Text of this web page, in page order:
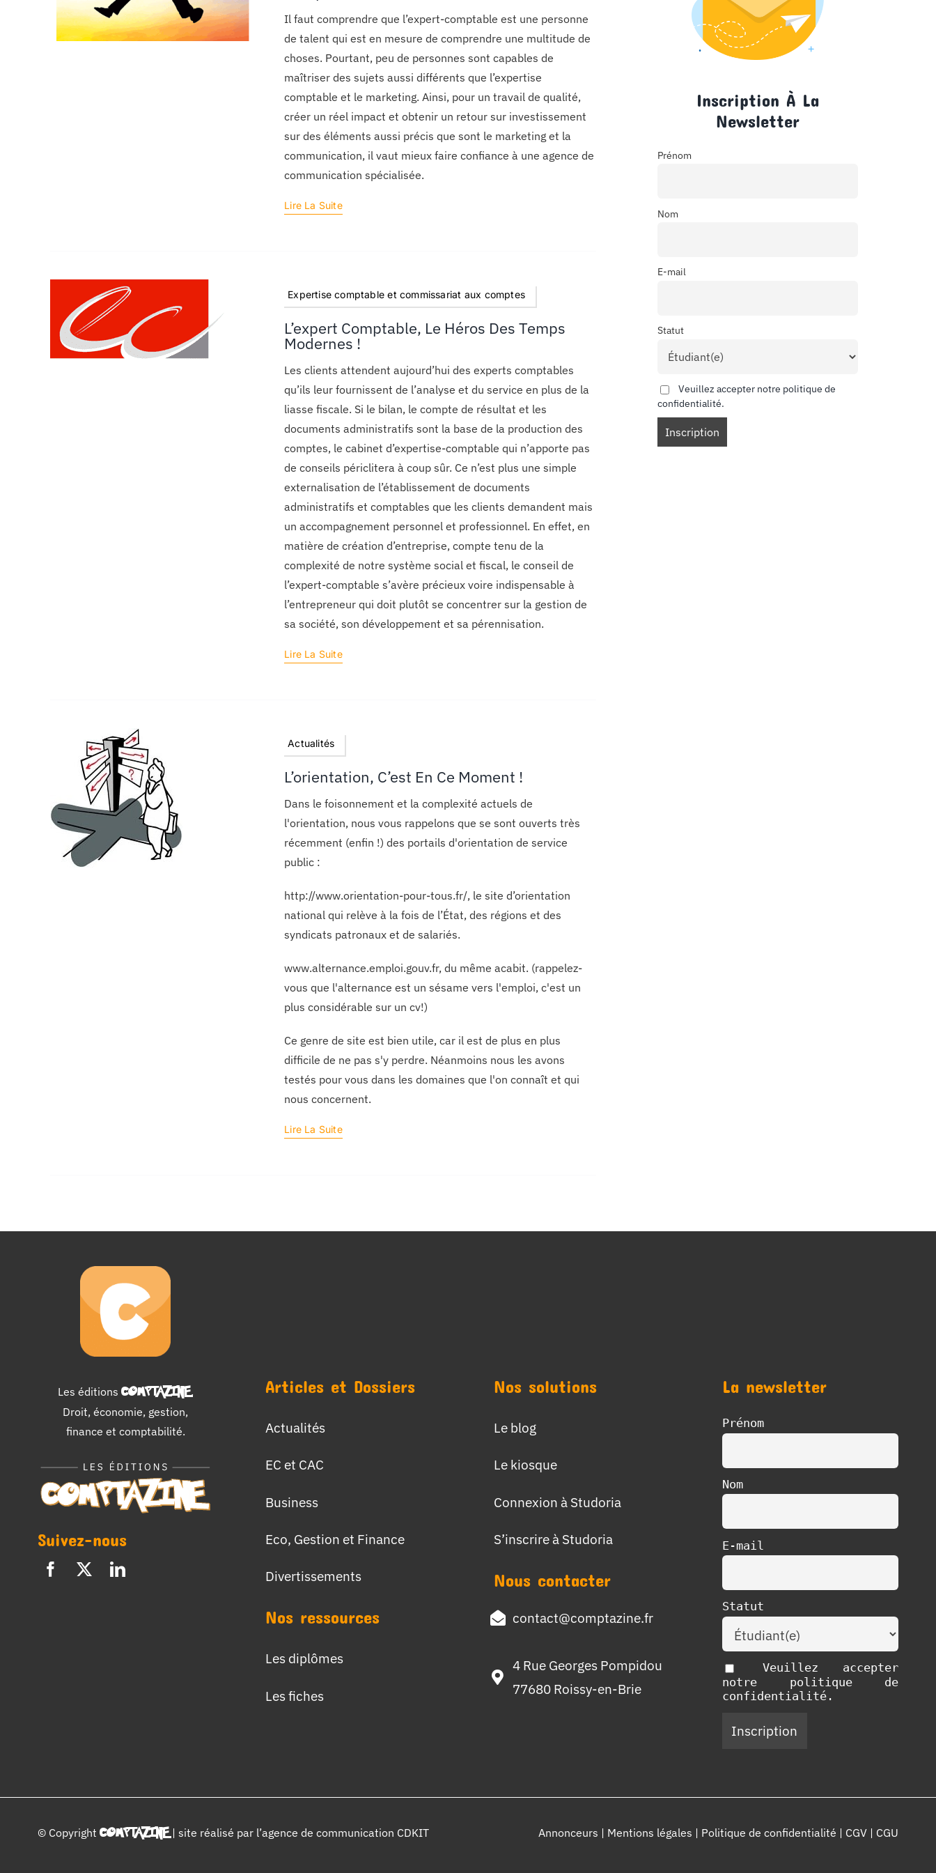
Il faut comprendre que l’expert-comptable est une personne
de talent qui est en mesure de comprendre une multitude de
choses. Pourtant, peu de personnes sont capables de
maîtriser des sujets aussi différents que l’expertise
comptable et le marketing. Ainsi, pour un travail de qualité,
créer un réel impact et obtenir un retour sur investissement
sur des éléments aussi précis que sont le marketing et la
communication, il vaut mieux faire confiance à une agence de
communication spécialisée.
Lire La Suite
Expertise comptable et commissariat aux comptes
L’expert Comptable, Le Héros Des Temps
Modernes !
Les clients attendent aujourd’hui des experts comptables
qu’ils leur fournissent de l’analyse et du service en plus de la
liasse fiscale. Si le bilan, le compte de résultat et les
documents administratifs sont la base de la production des
comptes, le cabinet d’expertise-comptable qui n’apporte pas
de conseils périclitera à coup sûr. Ce n’est plus une simple
externalisation de l’établissement de documents
administratifs et comptables que les clients demandent mais
un accompagnement personnel et professionnel. En effet, en
matière de création d’entreprise, compte tenu de la
complexité de notre système social et fiscal, le conseil de
l’expert-comptable s’avère précieux voire indispensable à
l’entrepreneur qui doit plutôt se concentrer sur la gestion de
sa société, son développement et sa pérennisation.
Lire La Suite
Actualités
L’orientation, C’est En Ce Moment !
Dans le foisonnement et la complexité actuels de
l'orientation, nous vous rappelons que se sont ouverts très
récemment (enfin !) des portails d'orientation de service
public :
http://www.orientation-pour-tous.fr/, le site d’orientation
national qui relève à la fois de l’État, des régions et des
syndicats patronaux et de salariés.
www.alternance.emploi.gouv.fr, du même acabit. (rappelez-
vous que l'alternance est un sésame vers l'emploi, c'est un
plus considérable sur un cv!)
Ce genre de site est bien utile, car il est de plus en plus
difficile de ne pas s'y perdre. Néanmoins nous les avons
testés pour vous dans les domaines que l'on connaît et qui
nous concernent.
Lire La Suite
Inscription À La
Newsletter
Prénom
Nom
E-mail
Statut
Veuillez accepter notre politique de
confidentialité.
Les éditions COMPTAZINE.
Droit, économie, gestion,
finance et comptabilité.
Suivez-nous
Articles et Dossiers
Actualités
EC et CAC
Business
Eco, Gestion et Finance
Divertissements
Nos ressources
Les diplômes
Les fiches
Nos solutions
Le blog
Le kiosque
Connexion à Studoria
S’inscrire à Studoria
Nous contacter
contact@comptazine.fr
4 Rue Georges Pompidou
77680 Roissy-en-Brie
La newsletter
Prénom
Nom
E-mail
Statut
Veuillez accepter
notre politique de
confidentialité.
© Copyright COMPTAZINE| site réalisé par l’agence de communication CDKIT Annonceurs | Mentions légales | Politique de confidentialité | CGV | CGU